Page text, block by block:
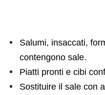
Salumi, insaccati,
contengono sale.
Piatti pronti e cibi
Sostituire il sale con